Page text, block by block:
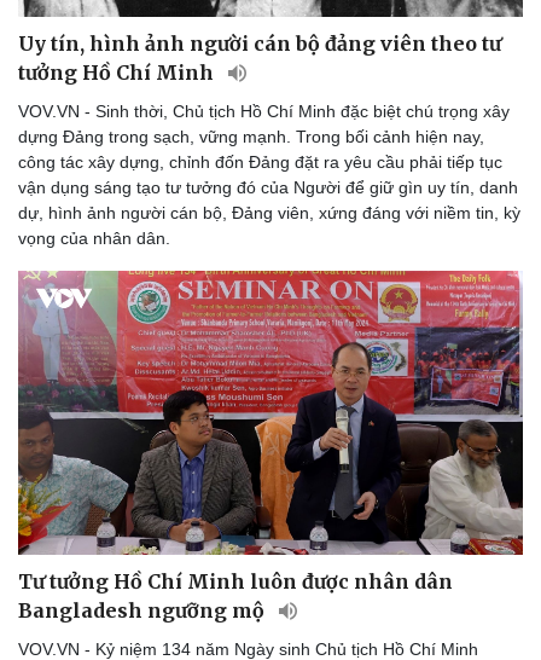
Doanh nghiệp
Thông tin doanh nghiệp
Doanh nghiệp 24h
Doanh nhân
Vì cộng đồng
Công nghệ
Sành điệu
Tin Công nghệ
Trải nghiệm
Uy tín, hình ảnh người cán bộ đảng viên theo tư
tưởng Hồ Chí Minh
VOV.VN - Sinh thời, Chủ tịch Hồ Chí Minh đặc biệt chú trọng xây
dựng Đảng trong sạch, vững mạnh. Trong bối cảnh hiện nay,
công tác xây dựng, chỉnh đốn Đảng đặt ra yêu cầu phải tiếp tục
vận dụng sáng tạo tư tưởng đó của Người để giữ gìn uy tín, danh
dự, hình ảnh người cán bộ, Đảng viên, xứng đáng với niềm tin, kỳ
vọng của nhân dân.
Tư tưởng Hồ Chí Minh luôn được nhân dân
Bangladesh ngưỡng mộ
VOV.VN - Kỷ niệm 134 năm Ngày sinh Chủ tịch Hồ Chí Minh